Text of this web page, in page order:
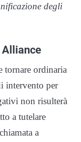
degli
Alliance
tornare ordinaria
intervento per
non risulterà
a tutelare
a